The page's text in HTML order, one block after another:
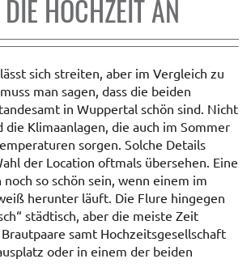
DIE HOCHZEIT AN
sich streiten, aber im Vergleich zu
man sagen, dass die beiden
in Wuppertal schön sind. Nicht
die Klimaanlagen, die auch im Sommer
sorgen. Solche Details
der Location oftmals übersehen. Eine
so schön sein, wenn einem im
herunter läuft. Die Flure hingegen
städtisch, aber die meiste Zeit
samt Hochzeitsgesellschaft
oder in einem der beiden